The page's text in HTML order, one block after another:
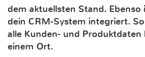
dem aktuellsten Stand. Ebenso
dein CRM-System integriert.
alle Kunden- und Produktdaten
einem Ort.